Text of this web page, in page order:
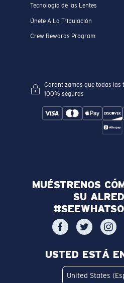
Tecnología de las Lentes
Únete A La Tripulación
Crew Rewards Program
Garantizamos que todas las
100% seguras
MUÉSTRENOS
SU
USTED ESTÁ
United States